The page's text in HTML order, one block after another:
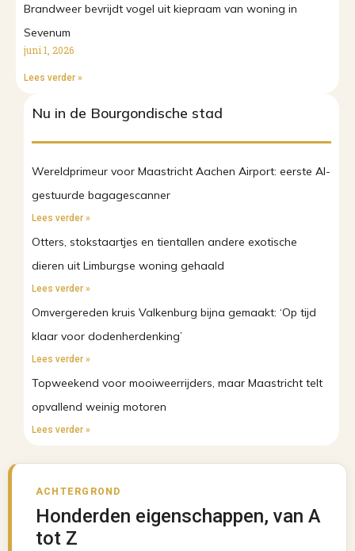
Brandweer bevrijdt vogel uit kiepraam van woning in
Sevenum
juni 1, 2026
Lees verder »
Nu in de Bourgondische stad
Wereldprimeur voor Maastricht Aachen Airport: eerste AI-
gestuurde bagagescanner
Lees verder »
Otters, stokstaartjes en tientallen andere exotische
dieren uit Limburgse woning gehaald
Lees verder »
Omvergereden kruis Valkenburg bijna gemaakt: ‘Op tijd
klaar voor dodenherdenking’
Lees verder »
Topweekend voor mooiweerrijders, maar Maastricht telt
opvallend weinig motoren
Lees verder »
ACHTERGROND
Honderden eigenschappen, van A
tot Z